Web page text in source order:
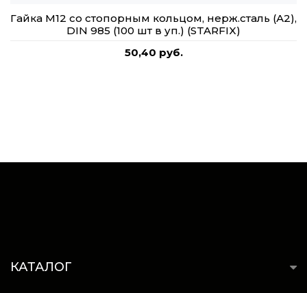
Гайка М12 со стопорным кольцом, нерж.сталь (А2),
DIN 985 (100 шт в уп.) (STARFIX)
50,40 руб.
КАТАЛОГ